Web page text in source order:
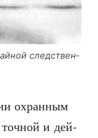
след­ствен­
охран­ным
точ­ной и дей­